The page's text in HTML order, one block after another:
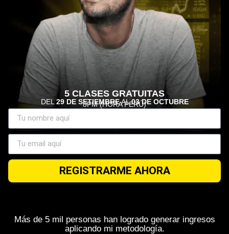
5 CLASES GRATUITAS
DEL29 DE SETIEMBREAL03 DE OCTUBRE
8PM (HORA PERÚ)
REGISTRARME AHORA
Más de 5 mil personas han logrado generar ingresos
aplicando mi metodología.